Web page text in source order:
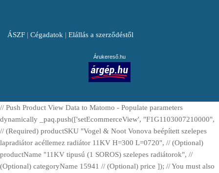
ÁSZF | Cégadatok | Elállás a szerződéstől
Árukereső.hu
// Push Product View Data to Matomo - Populate parameters
dynamically _paq.push(['setEcommerceView', "F1G1103007210000",
// (Required) productSKU "Vogel & Noot Vonova beépített szelepes
lapradiátor acéllemez radiátor 11KV H=300 L=0720", // (Optional)
productName "11KV tipusú (1 SOROS) szelepes radiátorok", //
(Optional) categoryName 15941 // (Optional) price ]); // You must also